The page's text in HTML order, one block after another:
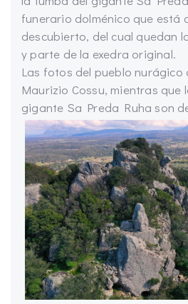
funerario dolménico que está
descubierto, del cual quedan
y parte de la exedra original.
Las fotos del pueblo
Maurizio Cossu, mientras que
gigante Sa Preda Ruha son